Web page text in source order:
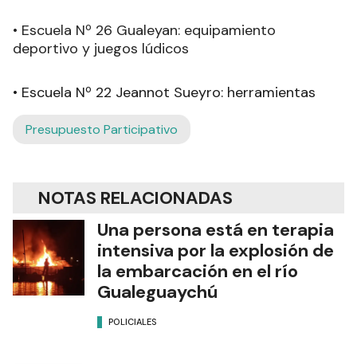
• Escuela Nº 26 Gualeyan: equipamiento
deportivo y juegos lúdicos
• Escuela Nº 22 Jeannot Sueyro: herramientas
Presupuesto Participativo
NOTAS RELACIONADAS
Una persona está en terapia
intensiva por la explosión de
la embarcación en el río
Gualeguaychú
POLICIALES